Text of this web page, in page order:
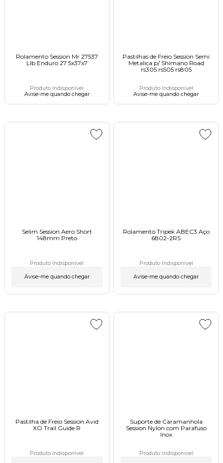
Rolamento Session Mr 27537
Llb Enduro 27 5x37x7ㅤㅤㅤ
Produto Indisponível
Avise-me quando chegar
Pastilhas de Freio Session Semi
Metalica p/ Shimano Road
rs305 rs505 rs805
Produto Indisponível
Avise-me quando chegar
Selim Session Aero Short
148mm Pretoㅤㅤㅤㅤㅤㅤㅤㅤㅤㅤㅤㅤㅤㅤ
Produto Indisponível
Avise-me quando chegar
Rolamento Tripek ABEC3 Aço
6802-2RS
Produto Indisponível
Avise-me quando chegar
Pastilha de Freio Session Avid
XO Trail Guide R
Produto Indisponível
Suporte de Caramanhola
Session Nylon com Parafuso
Inox
Produto Indisponível